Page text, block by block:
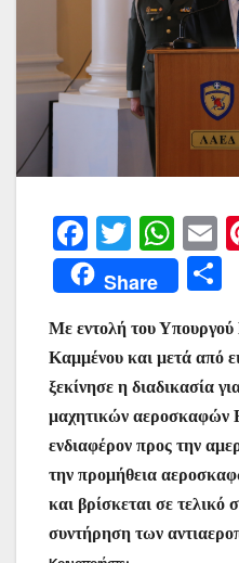
F
a
c
e
b
o
o
k
T
w
itt
er
W
h
at
s
A
p
p
E
m
ai
l
Share
ε
Με εντολή του
Καμμένου και μετά από
ξεκίνησε η διαδικασία
μαχητικών αεροσκαφών
ενδιαφέρον προς την
την προμήθεια
και βρίσκεται σε τελικό
συντήρηση των